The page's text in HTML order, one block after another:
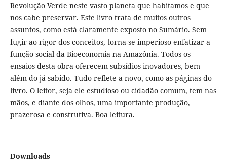
Revolução Verde neste vasto planeta que habitamos e que
nos cabe preservar. Este livro trata de muitos outros
assuntos, como está claramente exposto no Sumário. Sem
fugir ao rigor dos conceitos, torna-se imperioso enfatizar a
função social da Bioeconomia na Amazônia. Todos os
ensaios desta obra oferecem subsídios inovadores, bem
além do já sabido. Tudo reflete a novo, como as páginas do
livro. O leitor, seja ele estudioso ou cidadão comum, tem nas
mãos, e diante dos olhos, uma importante produção,
prazerosa e construtiva. Boa leitura.
Downloads